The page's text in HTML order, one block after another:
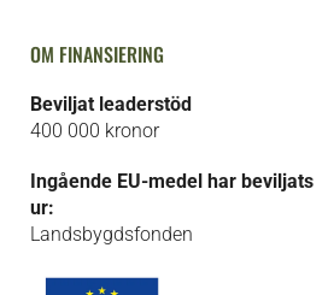
OM FINANSIERING
Beviljat leaderstöd
400 000 kronor
Ingående EU-medel har beviljats
ur:
Landsbygdsfonden